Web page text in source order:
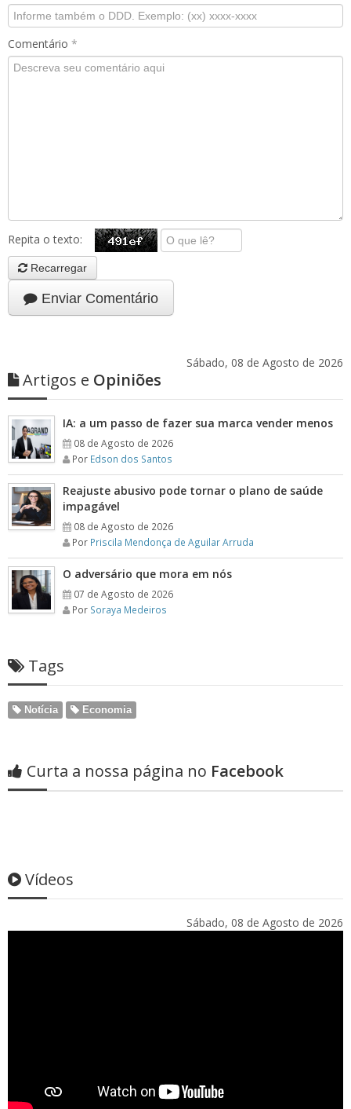
Comentário *
Repita o texto:
Recarregar
Enviar Comentário
Sábado, 08 de Agosto de 2026
Artigos e Opiniões
IA: a um passo de fazer sua marca vender menos
08 de Agosto de 2026
Por Edson dos Santos
Reajuste abusivo pode tornar o plano de saúde
impagável
08 de Agosto de 2026
Por Priscila Mendonça de Aguilar Arruda
O adversário que mora em nós
07 de Agosto de 2026
Por Soraya Medeiros
Tags
Notícia Economia
Curta a nossa página no Facebook
Vídeos
Sábado, 08 de Agosto de 2026